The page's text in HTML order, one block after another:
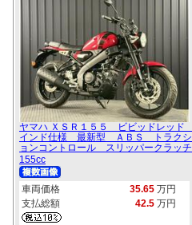
ヤマハ ＸＳＲ１５５ ビビッドレッド
インド仕様 最新型 ＡＢＳ トラクシ
ョンコントロール スリッパークラッチ
155cc
車両価格 35.65 万円
支払総額
42.5 万円